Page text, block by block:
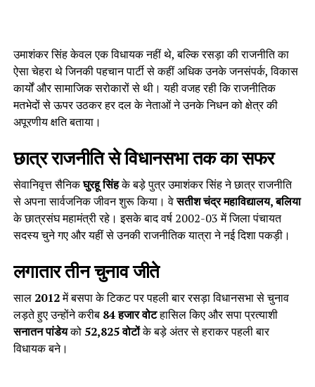
उमाशंकर सिंह केवल एक विधायक नहीं थे, बल्कि रसड़ा की राजनीति का
ऐसा चेहरा थे जिनकी पहचान पार्टी से कहीं अधिक उनके जनसंपर्क, विकास
कार्यों और सामाजिक सरोकारों से थी। यही वजह रही कि राजनीतिक
मतभेदों से ऊपर उठकर हर दल के नेताओं ने उनके निधन को क्षेत्र की
अपूरणीय क्षति बताया।
छात्र राजनीति से विधानसभा तक का सफर
सेवानिवृत्त सैनिकघुरहू सिंहके बड़े पुत्र उमाशंकर सिंह ने छात्र राजनीति
से अपना सार्वजनिक जीवन शुरू किया। वेसतीश चंद्र महाविद्यालय, बलिया
के छात्रसंघ महामंत्री रहे। इसके बाद वर्ष 2002-03 में जिला पंचायत
सदस्य चुने गए और यहीं से उनकी राजनीतिक यात्रा ने नई दिशा पकड़ी।
लगातार तीन चुनाव जीते
साल 2012में बसपा के टिकट पर पहली बार रसड़ा विधानसभा से चुनाव
लड़ते हुए उन्होंने करीब 84 हजार वोटहासिल किए और सपा प्रत्याशी
सनातन पांडेयको 52,825 वोटोंके बड़े अंतर से हराकर पहली बार
विधायक बने।